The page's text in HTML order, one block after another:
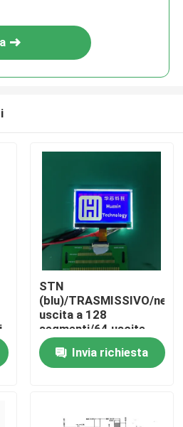
STN
(blu)/TRASMISSIVO/
uscita a 128
segmenti/64 uscite
comuni
Invia richiesta